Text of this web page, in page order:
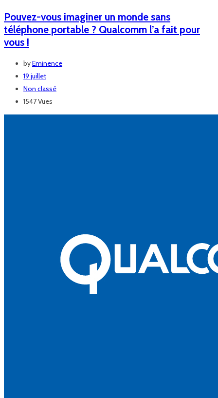
Pouvez-vous imaginer un monde sans
téléphone portable ? Qualcomm‬ l’a fait pour
vous !
byEminence
19 juillet
Non classé
1547 Vues